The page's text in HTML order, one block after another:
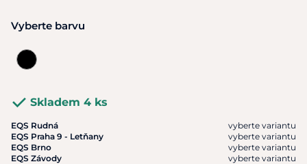
Vyberte barvu
Skladem 4 ks
EQS Rudná
vyberte variantu
EQS Praha 9 - Letňany
vyberte variantu
EQS Brno
vyberte variantu
EQS Závody
vyberte variantu